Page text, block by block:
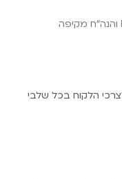
הלקוח בכל שלבי